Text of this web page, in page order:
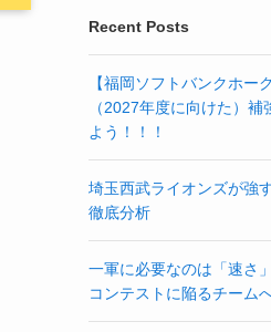
Recent Posts
【福岡ソフトバンクホー
（2027年度に向けた）
よう！！！
埼玉西武ライオンズが強
徹底分析
一軍に必要なのは「速さ
コンテストに陥るチーム